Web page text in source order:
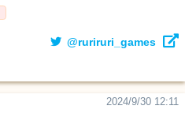
@ruriruri_games
2024/9/30 12:11